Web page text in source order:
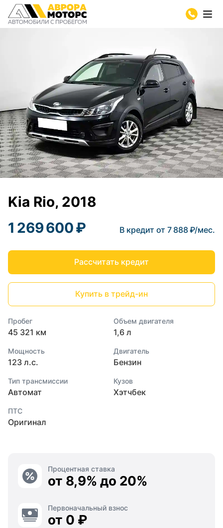
Kia Rio, 2018
1 269 600 ₽
В кредит от 7 888 ₽/мес.
Рассчитать кредит
Купить в трейд-ин
Пробег
45 321 км
Объем двигателя
1,6 л
Мощность
123 л.с.
Двигатель
Бензин
Тип трансмиссии
Автомат
Кузов
Хэтчбек
ПТС
Оригинал
Процентная ставка
от 8,9% до 20%
Первоначальный взнос
от 0 ₽